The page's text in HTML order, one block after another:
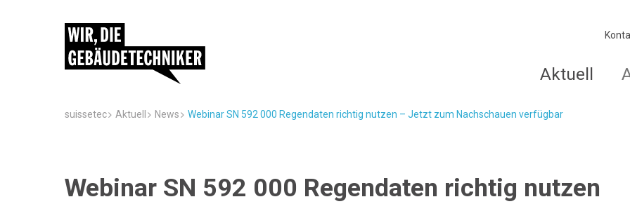
Aktuell
suissetec Aktuell News Webinar SN 592 000 Regendaten richtig nutzen – Jetzt zum Nachschauen verfügbar
Webinar SN 592 000 Regendaten richtig nutzen